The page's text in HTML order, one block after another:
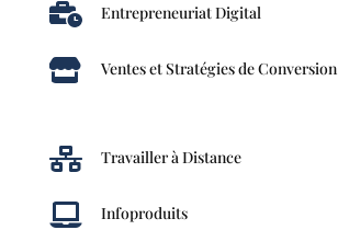
 Entrepreneuriat Digital
 Ventes et Stratégies de Conversion
 Travailler à Distance
 Infoproduits